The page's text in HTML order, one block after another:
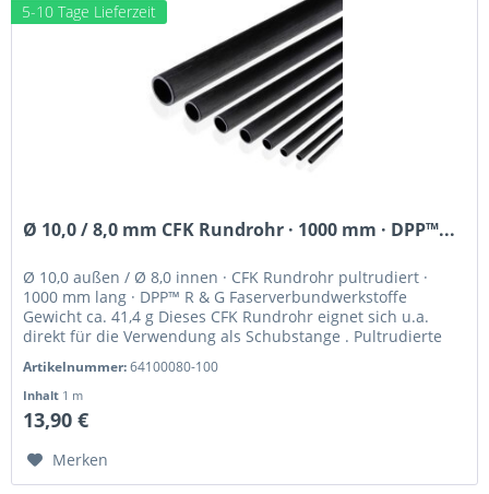
5-10 Tage Lieferzeit
Ø 10,0 / 8,0 mm CFK Rundrohr · 1000 mm · DPP™...
Ø 10,0 außen / Ø 8,0 innen · CFK Rundrohr pultrudiert ·
1000 mm lang · DPP™ R & G Faserverbundwerkstoffe
Gewicht ca. 41,4 g Dieses CFK Rundrohr eignet sich u.a.
direkt für die Verwendung als Schubstange . Pultrudierte
Artikelnummer:64100080-100
Inhalt 1 m
13,90 €
Merken